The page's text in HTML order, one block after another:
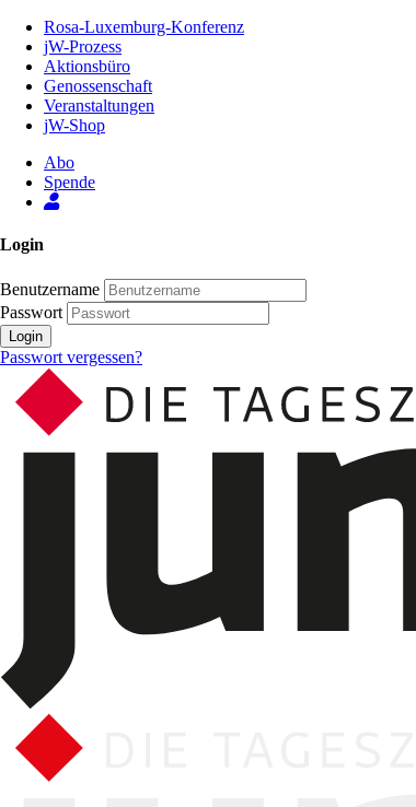
Inhalt
Seite
Rosa-Luxemburg-Konferenz
jW-Prozess
Aktionsbüro
Genossenschaft
Veranstaltungen
jW-Shop
Abo
Spende
Login
Benutzername
Passwort
Login
Passwort vergessen?